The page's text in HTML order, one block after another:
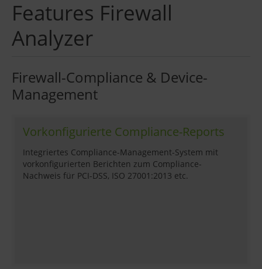
Features Firewall
Analyzer
Firewall-Compliance & Device-
Management
Vorkonfigurierte Compliance-Reports
Integriertes Compliance-Management-System mit
vorkonfigurierten Berichten zum Compliance-
Nachweis für PCI-DSS, ISO 27001:2013 etc.